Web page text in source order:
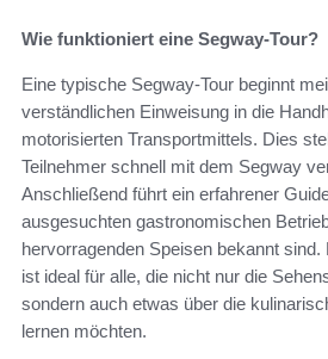
Wie funktioniert eine Segway-Tour?
Eine typische Segway-Tour beginnt
verständlichen Einweisung in die
motorisierten Transportmittels. Dies
Teilnehmer schnell mit dem Segway
Anschließend führt ein erfahrener
ausgesuchten gastronomischen
hervorragenden Speisen bekannt sind.
ist ideal für alle, die nicht nur die
sondern auch etwas über die
lernen möchten.